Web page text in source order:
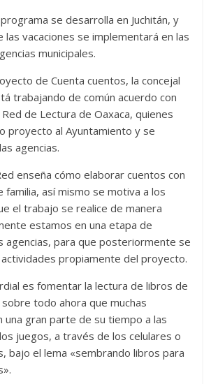
se desarrolla en Juchitán, y
las vacaciones se implementará en las
municipales.
de Cuenta cuentos, la concejal
trabajando de común acuerdo con
de Lectura de Oaxaca, quienes
proyecto al Ayuntamiento y se
agencias.
enseña cómo elaborar cuentos con
familia, así mismo se motiva a los
el trabajo se realice de manera
estamos en una etapa de
agencias, para que posteriormente se
actividades propiamente del proyecto.
es fomentar la lectura de libros de
todo ahora que muchas
una gran parte de su tiempo a las
juegos, a través de los celulares o
bajo el lema «sembrando libros para